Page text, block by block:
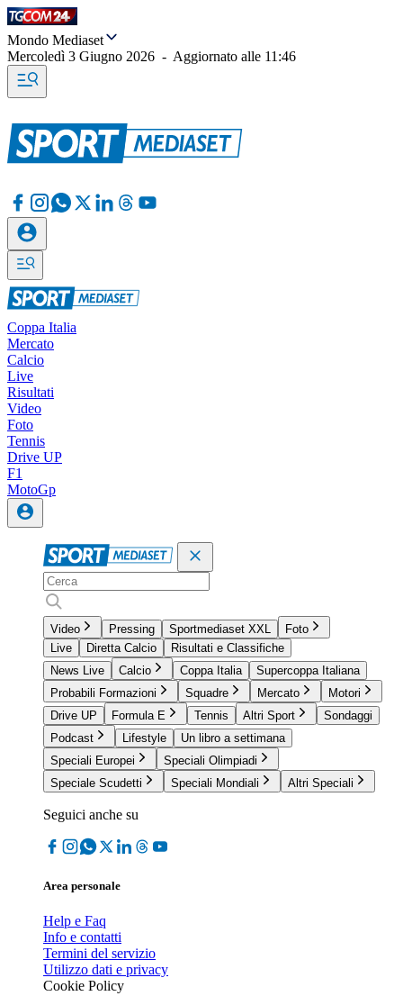
Mondo Mediaset
Mercoledì 3 Giugno 2026 - Aggiornato alle 11:46
Coppa Italia
Mercato
Calcio
Live
Risultati
Video
Foto
Tennis
Drive UP
F1
MotoGp
Video Pressing Sportmediaset XXL
Foto
Live
Diretta Calcio
Risultati e Classifiche
News Live
Calcio Coppa Italia
Supercoppa Italiana
Probabili Formazioni
Squadre Mercato
Motori
Drive UP
Formula E Tennis Altri Sport
Sondaggi
Podcast
Lifestyle
Un libro a settimana
Speciali Europei
Speciali Olimpiadi
Speciale Scudetti
Speciali Mondiali Altri Speciali
Seguici anche su
Area personale
Help e Faq
Info e contatti
Termini del servizio
Utilizzo dati e privacy
Cookie Policy